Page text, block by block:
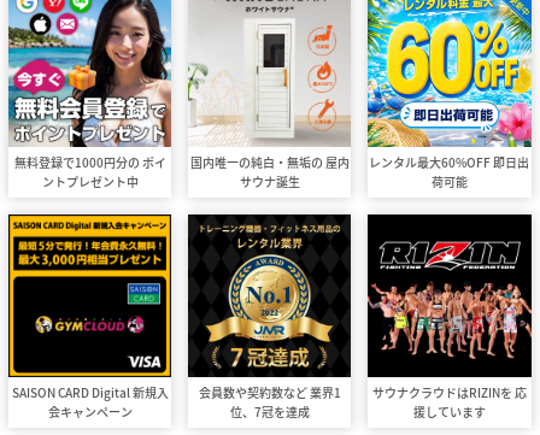
無料登録で1000円分の ポイ
ントプレゼント中
国内唯一の純白・無垢の 屋内
サウナ誕生
レンタル最大60%OFF 即日出
荷可能
SAISON CARD Digital 新規入
会キャンペーン
会員数や契約数など 業界1
位、7冠を達成
サウナクラウドはRIZINを 応
援しています